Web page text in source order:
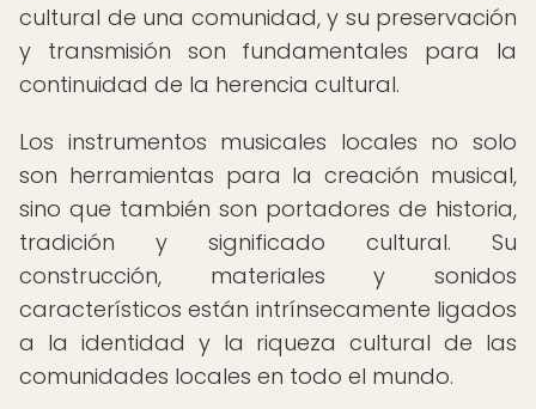
cultural de una comunidad, y su preservación
y transmisión son fundamentales para la
continuidad de la herencia cultural.
Los instrumentos musicales locales no solo
son herramientas para la creación musical,
sino que también son portadores de historia,
tradición y significado cultural. Su
construcción, materiales y sonidos
característicos están intrínsecamente ligados
a la identidad y la riqueza cultural de las
comunidades locales en todo el mundo.